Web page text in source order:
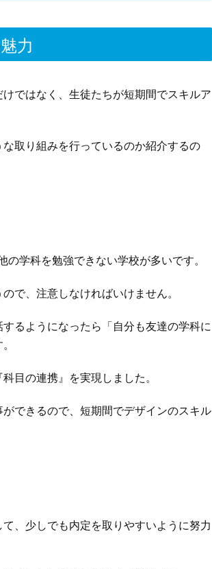
力
ではなく、生徒たちが短期間でスキルア
取り組みを行っているのか紹介するの
学科を勉強できない学校が多いです。
で、注意しなければいけません。
るようになったら「自分も友達の学科に
目の連携』を実現しました。
できるので、短期間でデザインのスキル
、少しでも内定を取りやすいように努力